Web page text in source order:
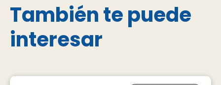
También te puede
interesar